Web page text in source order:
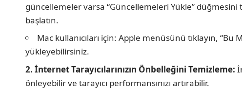
güncellemeler varsa “Güncellemeleri Yükle”
başlatın.
Mac kullanıcıları için: Apple menüsünü tıklayın,
yükleyebilirsiniz.
2. İnternet Tarayıcılarınızın Önbelleğini Temizleme:
önleyebilir ve tarayıcı performansınızı artırabilir.